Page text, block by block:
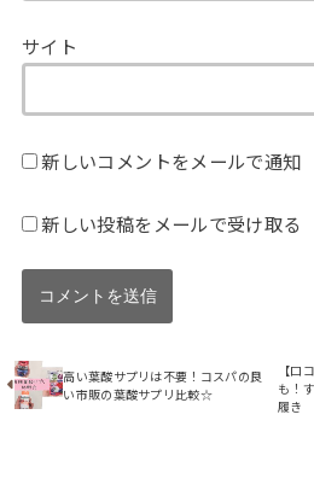
サイト
新しいコメントをメールで通知
新しい投稿をメールで受け取る
高い葉酸サプリは不要！コスパの良
い市販の葉酸サプリ比較☆
【口
も！
履き